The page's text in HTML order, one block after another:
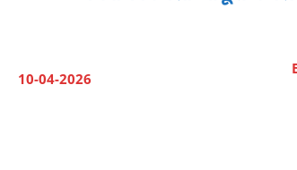
10-04-2026